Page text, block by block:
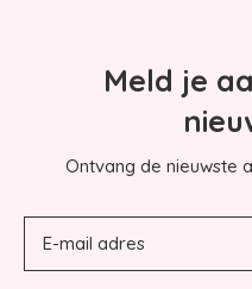
Meld je
Ontvang de nieuwste